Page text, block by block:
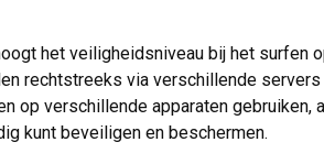
het veiligheidsniveau bij het surfen
rechtstreeks via verschillende
op verschillende apparaten gebruiken,
kunt beveiligen en beschermen.